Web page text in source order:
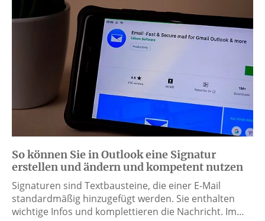
So können Sie in Outlook eine Signatur
erstellen und ändern und kompetent nutzen
Signaturen sind Textbausteine, die einer E-Mail
standardmäßig hinzugefügt werden. Sie enthalten
wichtige Infos und komplettieren die Nachricht. Im…